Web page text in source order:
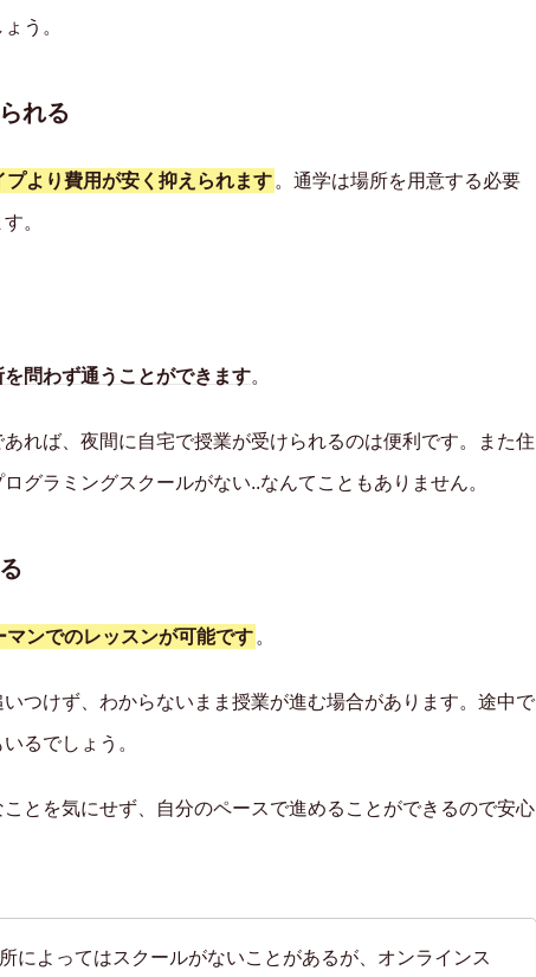
う。
れる
より費用が安く抑えられます 。通学は場所を用意する必要
。
問わず通うことができます。
れば、夜間に自宅で授業が受けられるのは便利です。また住
グラミングスクールがない..なんてこともありません。
ンでのレッスンが可能です 。
つけず、わからないまま授業が進む場合があります。途中で
るでしょう。
とを気にせず、自分のペースで進めることができるので安心
によってはスクールがないことがあるが、オンラインス